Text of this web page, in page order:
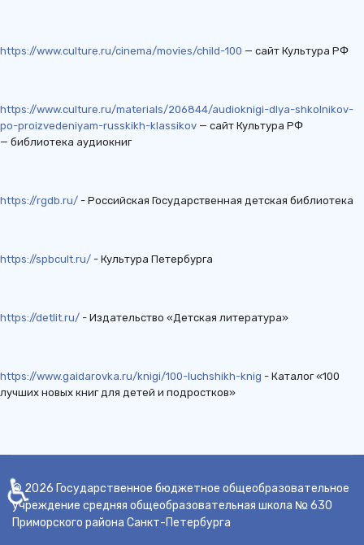
https://www.culture.ru/cinema/movies/child-100 — сайт Культура РФ
https://www.culture.ru/materials/206844/audioknigi-dlya-shkolnikov-
po-proizvedeniyam-russkikh-klassikov — сайт Культура РФ
— библиотека аудиокниг
https://rgdb.ru/ - Российская Государственная детская библиотека
https://spbcult.ru/ - Культура Петербурга
https://detlit.ru/ - Издательство «Детская литература»
https://www.gaidarovka.ru/knigi/100-luchshikh-knig - Каталог «100
лучших новых книг для детей и подростков»
© 2026 Государственное бюджетное общеобразовательное
учреждение средняя общеобразовательная школа № 630
Приморского района Санкт-Петербурга